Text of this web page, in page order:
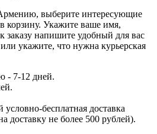
выберите интересующие
корзину. Укажите ваше имя,
напишите удобный для вас
укажите, что нужна курьерская
- 7-12 дней.
условно-бесплатная доставка
доставку не более 500 рублей).